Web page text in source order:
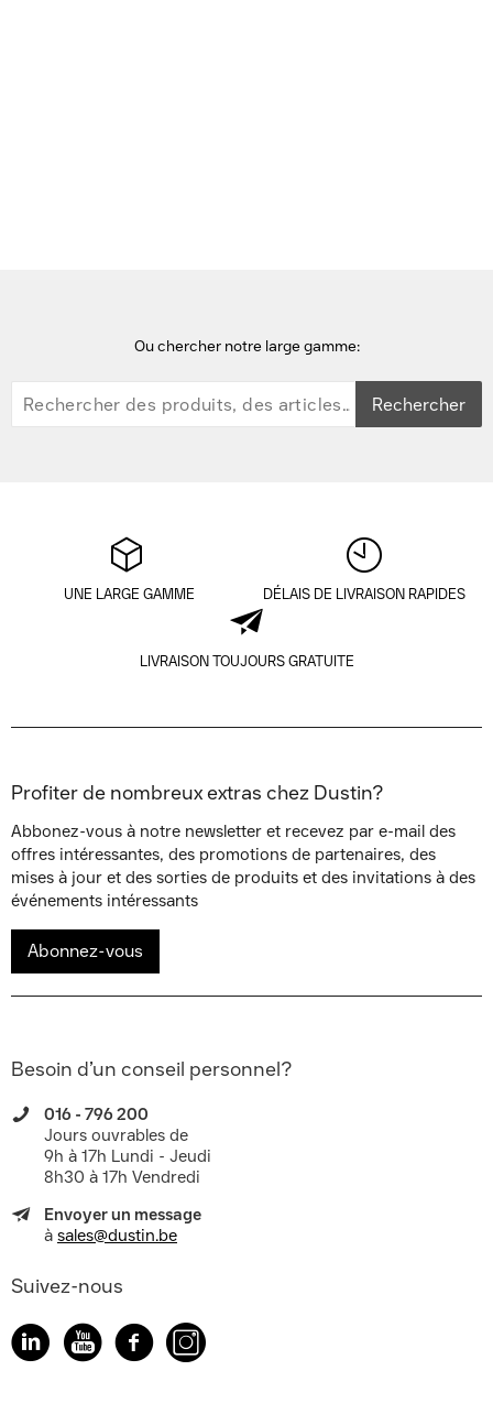
Ou chercher notre large gamme:
Rechercher
UNE LARGE GAMME DÉLAIS DE LIVRAISON RAPIDES
LIVRAISON TOUJOURS GRATUITE
Profiter de nombreux extras chez Dustin?
Abbonez-vous à notre newsletter et recevez par e-mail des
offres intéressantes, des promotions de partenaires, des
mises à jour et des sorties de produits et des invitations à des
événements intéressants
Abonnez-vous
Besoin d’un conseil personnel?
016 - 796 200
Jours ouvrables de
9h à 17h Lundi - Jeudi
8h30 à 17h Vendredi
Envoyer un message
à sales@dustin.be
Suivez-nous